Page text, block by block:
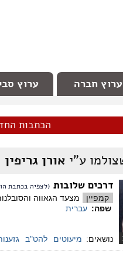
ערוץ חברה ערוץ
הכתבות
ע"י אורן גריפין
דרכים שלובות (לצפיה בכתבת
קמפיין
מצעד הגאווה והסובלנות בירושלים יצעד ב 28/7 מגן העצמאות אל הכנסת. החזיקו
שפה: עברית
נושאים: מיעוטים להט"ב